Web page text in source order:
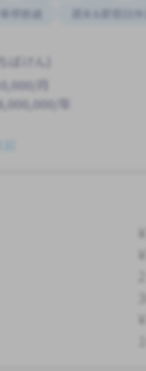
車停放處 週末&節假日休
ばけん)
月
年